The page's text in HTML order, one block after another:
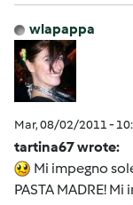
wlapappa
Mar, 08/02/2011 -
tartina67 wrote:
Mi impegno
PASTA MADRE!